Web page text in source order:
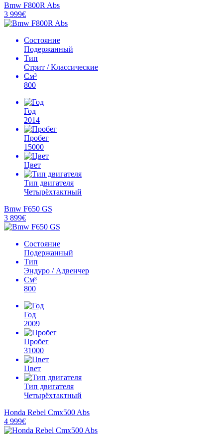
Bmw F800R Abs
3 999€
Состояние
Подержанный
Тип
Стрит / Классические
См³
800
Год
2014
Пробег
15000
Цвет
Тип двигателя
Четырёхтактный
Bmw F650 GS
3 899€
Состояние
Подержанный
Тип
Эндуро / Адвенчер
См³
800
Год
2009
Пробег
31000
Цвет
Тип двигателя
Четырёхтактный
Honda Rebel Cmx500 Abs
4 999€